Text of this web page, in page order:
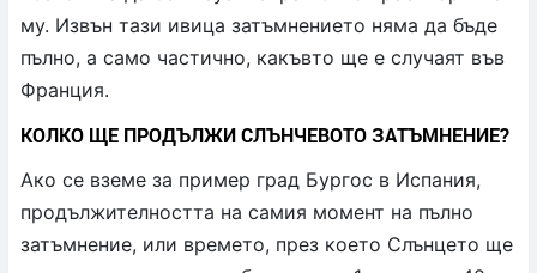
му. Извън тази ивица затъмнението няма да бъде
пълно, а само частично, какъвто ще е случаят във
Франция.
КОЛКО ЩЕ ПРОДЪЛЖИ СЛЪНЧЕВОТО ЗАТЪМНЕНИЕ?
Ако се вземе за пример град Бургос в Испания,
продължителността на самия момент на пълно
затъмнение, или времето, през което Слънцето ще